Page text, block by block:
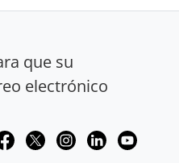
que su
electrónico